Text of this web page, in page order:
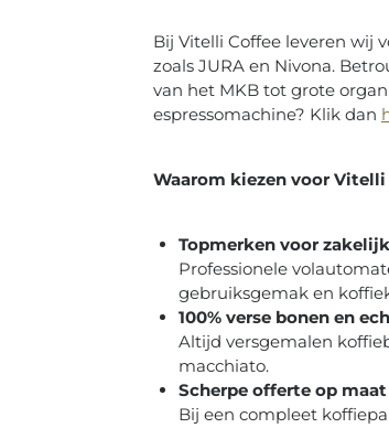
Bij Vitelli Coffee leveren wij
zoals JURA en Nivona.
van het MKB tot grote
espressomachine? Klik dan
Waarom kiezen voor Vitelli
Topmerken voor
Professionele
gebruiksgemak en
100% verse bonen en
Altijd versgemalen
macchiato.
Scherpe offerte op maat
Bij een compleet